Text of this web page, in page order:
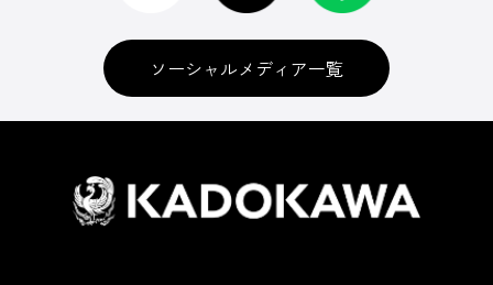
ソーシャルメディア一覧